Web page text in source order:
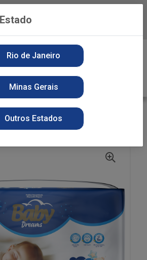
Baixe já o APP da Playvender
FRALDAS
XXG 40UN
Rio de Janeiro
Minas Gerais
Outros Estados